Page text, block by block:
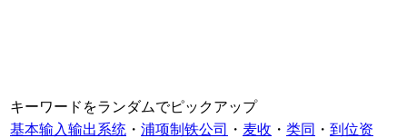
キーワードをランダムでピックアップ
基本输入输出系统 ・ 浦项制铁公司 ・ 麦收 ・ 类同 ・ 到位资